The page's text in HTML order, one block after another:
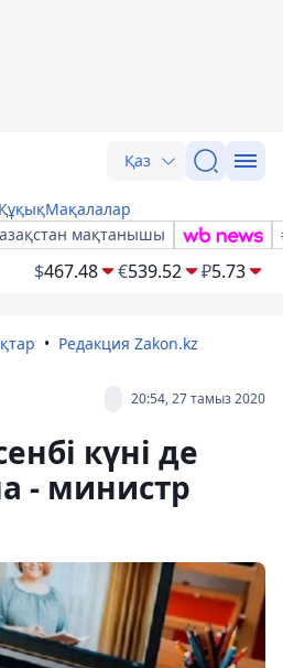
Қаз
ҚұқықМақалалар
мақтанышы
$467.48 €539.52 ₽5.73
Редакция Zakon.kz
20:54, 27 тамыз 2020
күні де
- министр